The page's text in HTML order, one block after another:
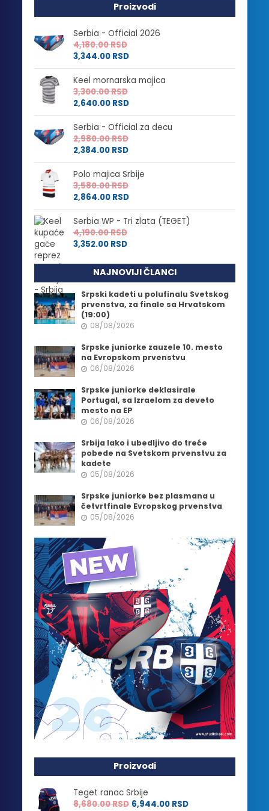
Proizvodi
Serbia - Official 2026
4,180.00RSD
3,344.00 RSD
Keel mornarska majica
3,300.00RSD
2,640.00 RSD
Serbia - Official za decu
2,980.00RSD
2,384.00 RSD
Polo majica Srbije
3,580.00RSD
2,864.00 RSD
Serbia WP - Tri zlata (TEGET)
4,190.00RSD
3,352.00 RSD
NAJNOVIJI ČLANCI
Srpski kadeti u polufinalu Svetskog
prvenstva, za finale sa Hrvatskom
(19:00)
08/08/2026
Srpske juniorke zauzele 10. mesto
na Evropskom prvenstvu
06/08/2026
Srpske juniorke deklasirale
Portugal, sa Izraelom za deveto
mesto na EP
06/08/2026
Srbija lako i ubedljivo do treće
pobede na Svetskom prvenstvu za
kadete
05/08/2026
Srpske juniorke bez plasmana u
četvrtfinale Evropskog prvenstva
05/08/2026
Proizvodi
Teget ranac Srbije
8,680.00RSD 6,944.00 RSD